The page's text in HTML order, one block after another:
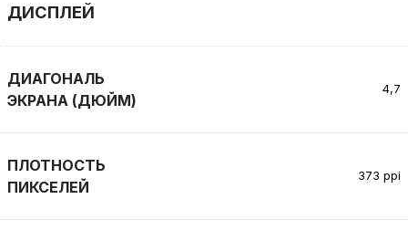
ДИСПЛЕЙ
ДИАГОНАЛЬ
ЭКРАНА (ДЮЙМ)
4,7
ПЛОТНОСТЬ
ПИКСЕЛЕЙ
373 ppi